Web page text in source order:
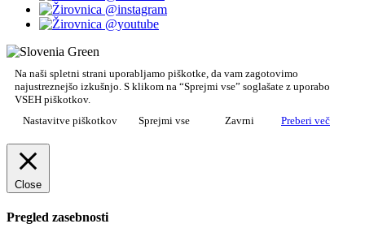
Na naši spletni strani uporabljamo piškotke, da vam zagotovimo
najustreznejšo izkušnjo. S klikom na “Sprejmi vse” soglašate z uporabo
VSEH piškotkov.
Nastavitve piškotkov
Sprejmi vse Zavrni Preberi več
Close
Pregled zasebnosti